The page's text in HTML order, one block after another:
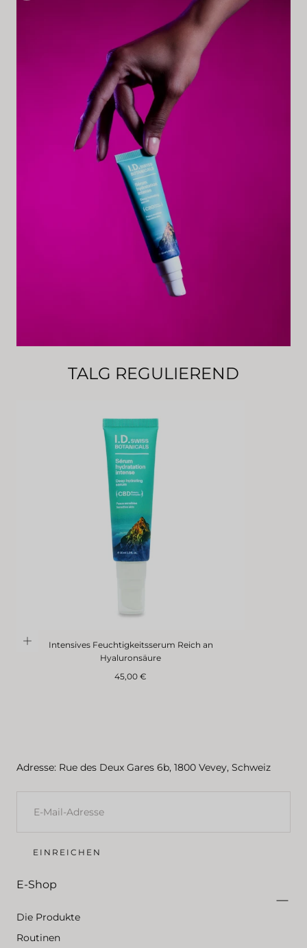
TALG REGULIEREND
Intensives Feuchtigkeitsserum Reich an
Hyaluronsäure
Regulärer
45,00 €
Adresse: Rue des Deux Gares 6b, 1800 Vevey, Schweiz
E-
EINREICHEN
E-Shop
Die Produkte
Routinen